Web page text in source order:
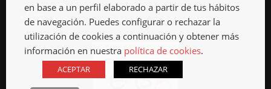
Locksmith in La Jaca, 24 hours
Mar 12th, 2018
en base a un perfil elaborado a partir de tus hábitos
de navegación. Puedes configurar o rechazar la
utilización de cookies a continuación y obtener más
información en nuestra política de cookies.
ACEPTAR RECHAZAR